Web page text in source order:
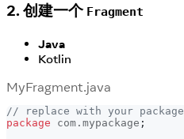
2. 创建一个 Fragment
Java
Kotlin
MyFragment.java
// replace with your package
package
com . mypackage ;